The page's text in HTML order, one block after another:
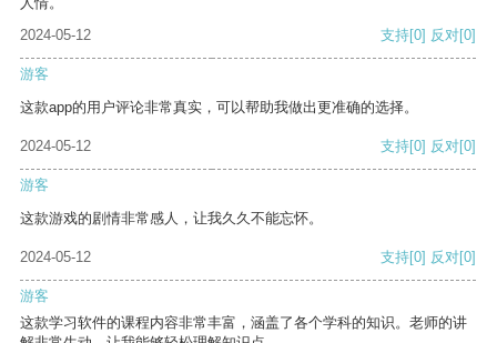
2024-05-12
支持[0] 反对[0]
游客
这款app的用户评论非常真实，可以帮助我做出更准确的选择。
2024-05-12 支持[0] 反对[0]
游客
这款游戏的剧情非常感人，让我久久不能忘怀。
2024-05-12 支持[0] 反对[0]
游客
这款学习软件的课程内容非常丰富，涵盖了各个学科的知识。老师的讲